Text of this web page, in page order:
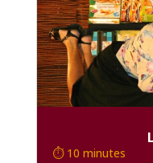
⏱️ 10 minutes